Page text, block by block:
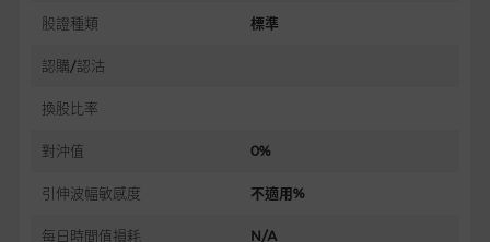
股證種類 標準
認購/認沽
換股比率
對沖值 0%
引伸波幅敏感度 不適用%
每日時間值損耗 N/A